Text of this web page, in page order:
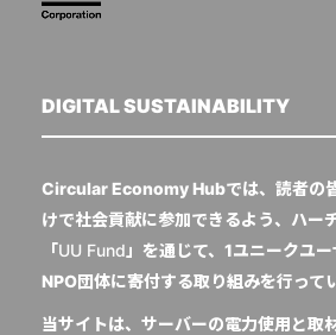
DIGITAL SUSTAINABILITY
Circular Economy Hubでは、読者の
けで社会貢献に参加できるよう、ハー
「UU Fund 」を通じて、1ユニークユ
NPO団体に寄付する取り組みを行って
当サイトは、サーバーの電力使用と取